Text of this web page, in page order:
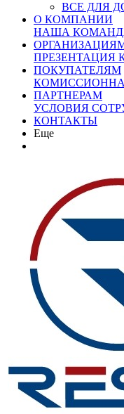
ВСЕ ДЛЯ
О КОМПАНИИ
НАША
ПРЕЗЕНТАЦИЯ
ПОКУПАТЕЛЯМ
ПАРТНЕРАМ
УСЛОВИЯ
КОНТАКТЫ
Еще